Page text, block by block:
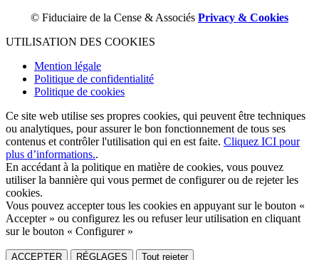
© Fiduciaire de la Cense & Associés Privacy & Cookies
UTILISATION DES COOKIES
Mention légale
Politique de confidentialité
Politique de cookies
Ce site web utilise ses propres cookies, qui peuvent être techniques
ou analytiques, pour assurer le bon fonctionnement de tous ses
contenus et contrôler l'utilisation qui en est faite. Cliquez ICI pour
plus d’informations..
En accédant à la politique en matière de cookies, vous pouvez
utiliser la bannière qui vous permet de configurer ou de rejeter les
cookies.
Vous pouvez accepter tous les cookies en appuyant sur le bouton «
Accepter » ou configurez les ou refuser leur utilisation en cliquant
sur le bouton « Configurer »
ACCEPTER RÉGLAGES Tout rejeter